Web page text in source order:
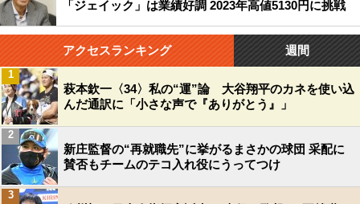
「ジェイック」は業績好調 2023年高値5130円に挑戦
アクセスランキング 週間
萩本欽一〈34〉私の“運”論 大谷翔平のカネを使い込
んだ通訳に「小さな声で『ありがとう』」
1
新庄監督の“再就職先”に挙がるまさかの球団 采配に
賛否もチームのテコ入れ役にうってつけ
2
3